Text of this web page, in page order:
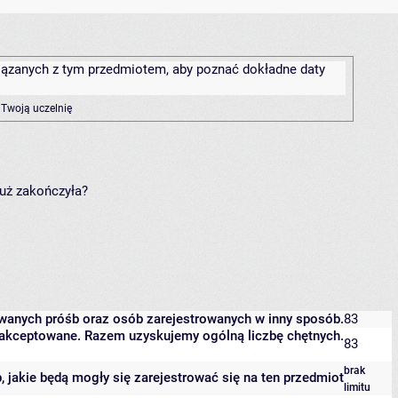
z tym przedmiotem, aby poznać dokładne daty
uczelnię
zakończyła?
próśb oraz osób zarejestrowanych w inny sposób.83
Razem uzyskujemy ogólną liczbę chętnych.83
będą mogły się zarejestrować się na ten przedmiotbrak
limitu